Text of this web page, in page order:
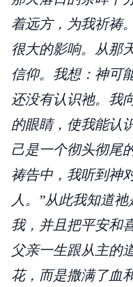
着远方，为我祈祷
很大的影响。从那
信仰。我想：神可
还没有认识祂。我
的眼睛，使我能认
己是一个彻头彻尾
祷告中，我听到神
人。”从此我知道
我，并且把平安和
父亲一生跟从主的
花，而是撒满了血